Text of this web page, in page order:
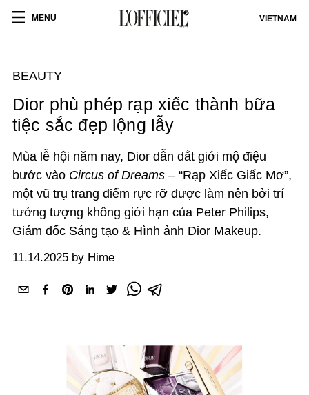
MENU VIETNAM
BEAUTY
Dior phù phép rạp xiếc thành bữa
tiệc sắc đẹp lộng lẫy
Mùa lễ hội năm nay, Dior dẫn dắt giới mộ điệu
bước vào Circus of Dreams – “Rạp Xiếc Giấc Mơ”,
một vũ trụ trang điểm rực rỡ được làm nên bởi trí
tưởng tượng không giới hạn của Peter Philips,
Giám đốc Sáng tạo & Hình ảnh Dior Makeup.
11.14.2025 by Hime